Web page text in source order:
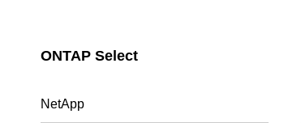
ONTAP Select
NetApp